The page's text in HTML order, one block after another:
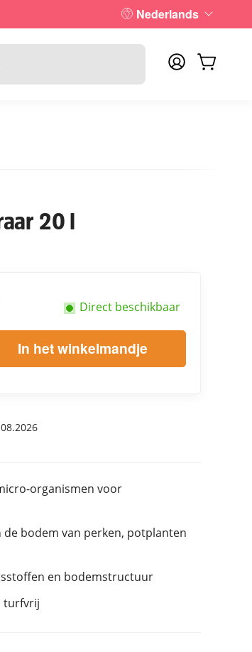
Nederlands
20 l
Direct beschikbaar
In het winkelmandje
organismen voor
bodem van perken, potplanten
en bodemstructuur
turfvrij